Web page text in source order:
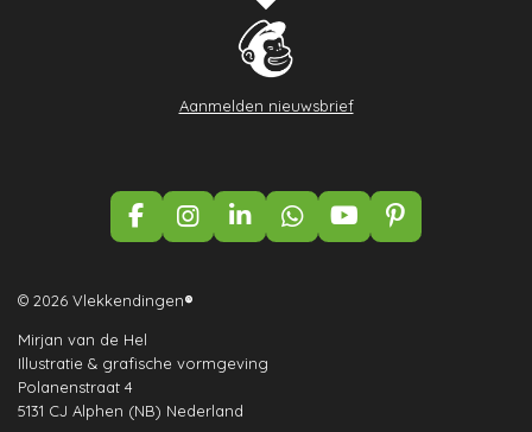
Aanmelden nieuwsbrief
F
a
e
o
o
I
n
t
r
m
L
i
I
W
h
Y
o
P
i
© 2026 Vlekkendingen®
Mirjan van de Hel
Illustratie & grafische vormgeving
Polanenstraat 4
5131 CJ Alphen (NB) Nederland